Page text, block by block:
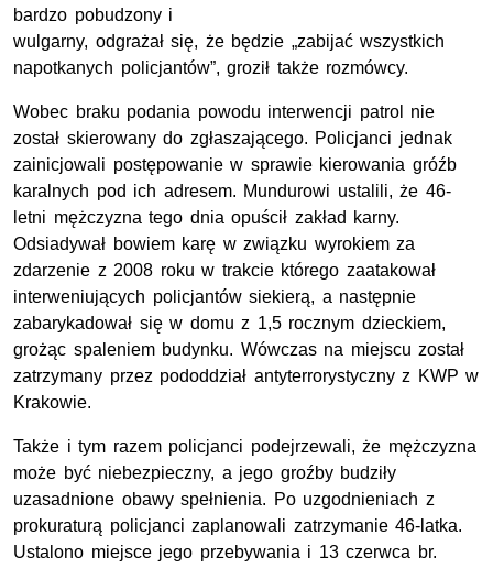
bardzo pobudzony i
wulgarny, odgrażał się, że będzie „zabijać wszystkich
napotkanych policjantów”, groził także rozmówcy.
Wobec braku podania powodu interwencji patrol nie
został skierowany do zgłaszającego. Policjanci jednak
zainicjowali postępowanie w sprawie kierowania gróźb
karalnych pod ich adresem. Mundurowi ustalili, że 46-
letni mężczyzna tego dnia opuścił zakład karny.
Odsiadywał bowiem karę w związku wyrokiem za
zdarzenie z 2008 roku w trakcie którego zaatakował
interweniujących policjantów siekierą, a następnie
zabarykadował się w domu z 1,5 rocznym dzieckiem,
grożąc spaleniem budynku. Wówczas na miejscu został
zatrzymany przez pododdział antyterrorystyczny z KWP w
Krakowie.
Także i tym razem policjanci podejrzewali, że mężczyzna
może być niebezpieczny, a jego groźby budziły
uzasadnione obawy spełnienia. Po uzgodnieniach z
prokuraturą policjanci zaplanowali zatrzymanie 46-latka.
Ustalono miejsce jego przebywania i 13 czerwca br.